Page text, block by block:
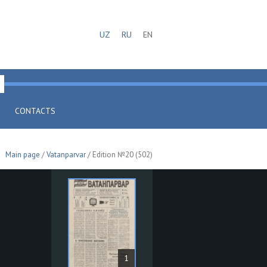
UZ RU EN
CONTACTS
Main page /Vatanparvar/ Edition №20 (502)
1